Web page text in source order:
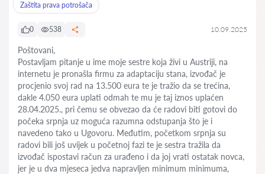
Zaštita prava potrošača
0 538 10.09.2025
Poštovani,
Postavljam pitanje u ime moje sestre koja živi u Austriji, na
internetu je pronašla firmu za adaptaciju stana, izvođač je
procjenio svoj rad na 13.500 eura te je tražio da se trećina,
dakle 4.050 eura uplati odmah te mu je taj iznos uplaćen
28.04.2025., pri čemu se obvezao da će radovi biti gotovi do
počeka srpnja uz moguća razumna odstupanja što je i
navedeno tako u Ugovoru. Međutim, početkom srpnja su
radovi bili još uvijek u početnoj fazi te je sestra tražila da
izvođač ispostavi račun za urađeno i da joj vrati ostatak novca,
jer je u dva mjeseca jedva napravljen minimum minimuma,